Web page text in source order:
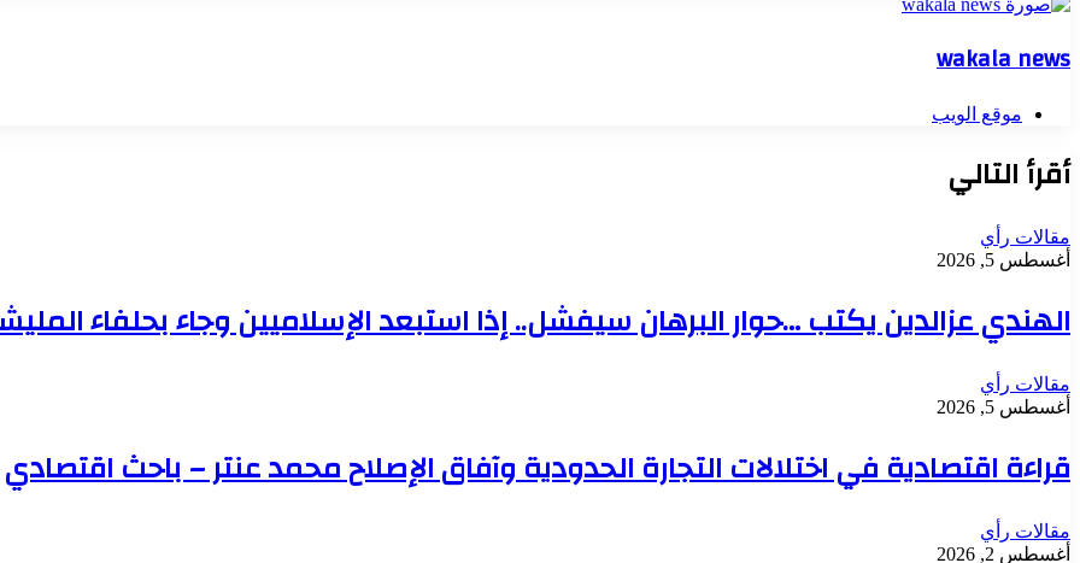
wakala news
موقع الويب
أقرأ التالي
مقالات رأي
أغسطس 5, 2026
الهندي عزالدين يكتب …حوار البرهان سيفشل.. إذا استبعد الإسلاميين وجاء بحلفاء
مقالات رأي
أغسطس 5, 2026
قراءة اقتصادية في اختلالات التجارة الحدودية وآفاق الإصلاح محمد عنتر – باحث اقتصادي
مقالات رأي
أغسطس 2, 2026